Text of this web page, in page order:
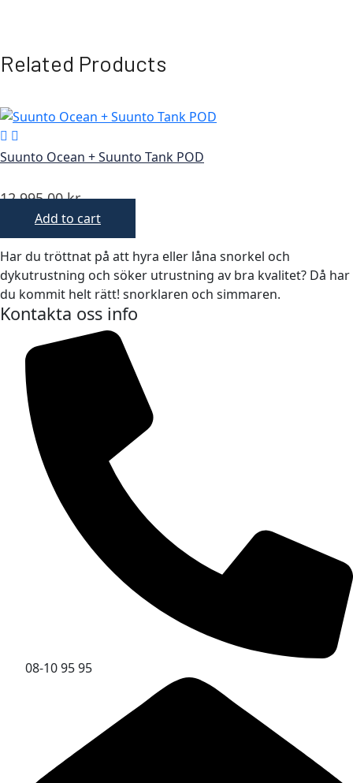
Related Products
Suunto Ocean + Suunto Tank POD
12 995,00kr
Add to cart
Har du tröttnat på att hyra eller låna snorkel och
dykutrustning och söker utrustning av bra kvalitet? Då har
du kommit helt rätt! snorklaren och simmaren.
Kontakta oss info
08-10 95 95